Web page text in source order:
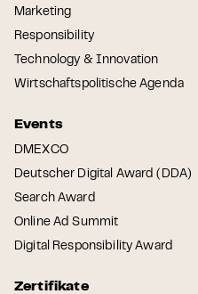
Marketing
Responsibility
Technology & Innovation
Wirtschaftspolitische Agenda
Events
DMEXCO
Deutscher Digital Award (DDA)
Search Award
Online Ad Summit
Digital Responsibility Award
Zertifikate